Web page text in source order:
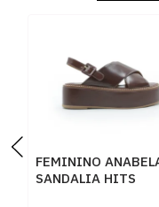
FEMININO
SANDALIA HITS